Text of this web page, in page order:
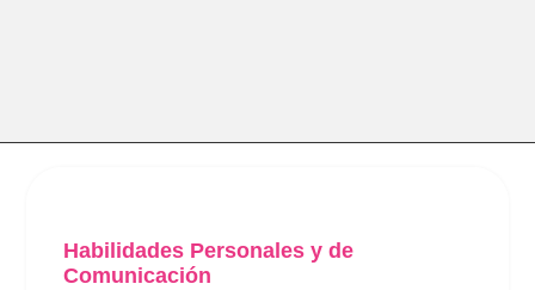
Habilidades Personales y de
Comunicación